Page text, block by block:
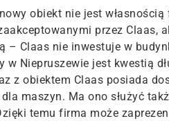
obiekt nie jest
przez Claas,
– Claas nie inwestuje w
w Niepruszewie jest kwestią
z obiektem Claas posiada
maszyn. Ma ono służyć
temu firma może